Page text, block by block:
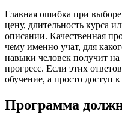
Главная ошибка при
цену, длительность курса
описании. Качественная
чему именно учат, для
навыки человек получит на
прогресс. Если этих
обучение, а просто доступ
Программа